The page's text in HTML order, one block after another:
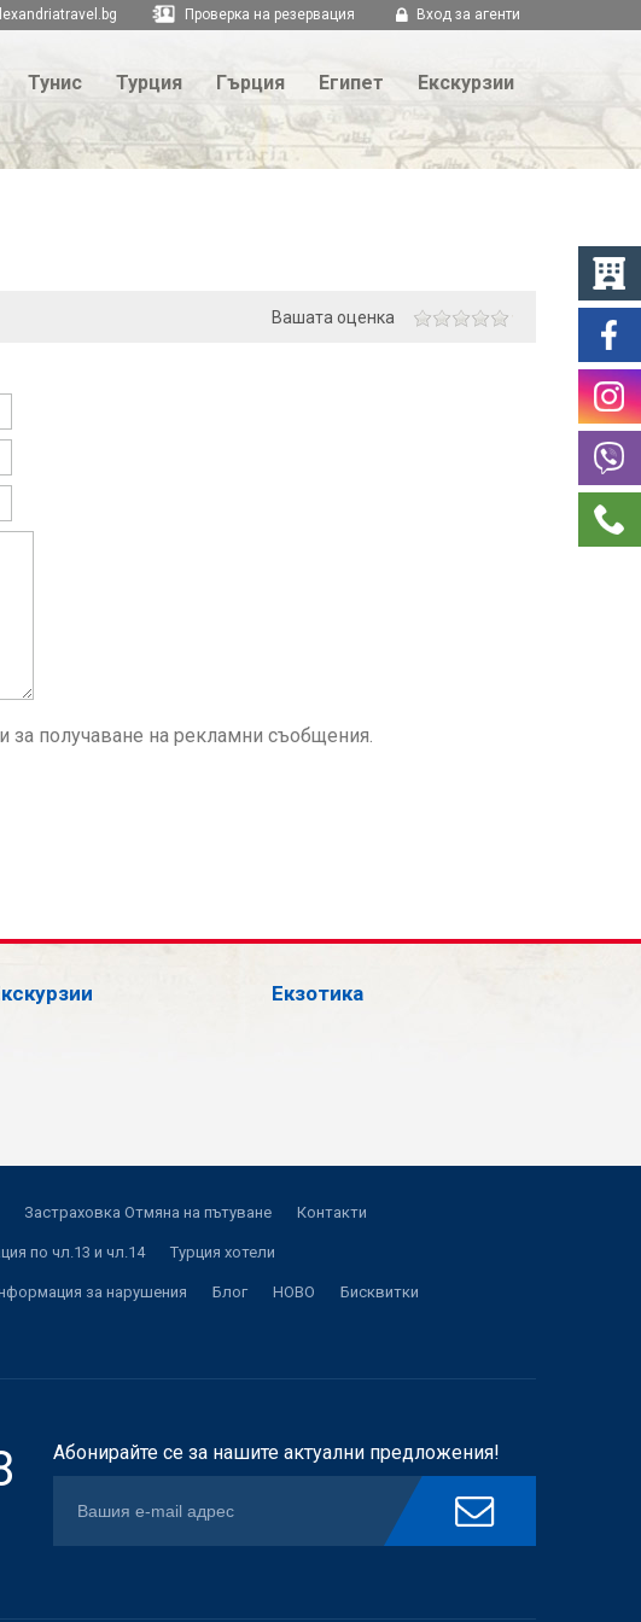
Проверка на резервация Вход за агенти
Тунис Турция Гърция Египет Екскурзии
Вашата оценка
за получаване на рекламни съобщения.
Екзотика
Застраховка Отмяна на пътуване Контакти
по чл.13 и чл.14 Турция хотели
за нарушения Блог НОВО Бисквитки
Абонирайте се за нашите актуални предложения!